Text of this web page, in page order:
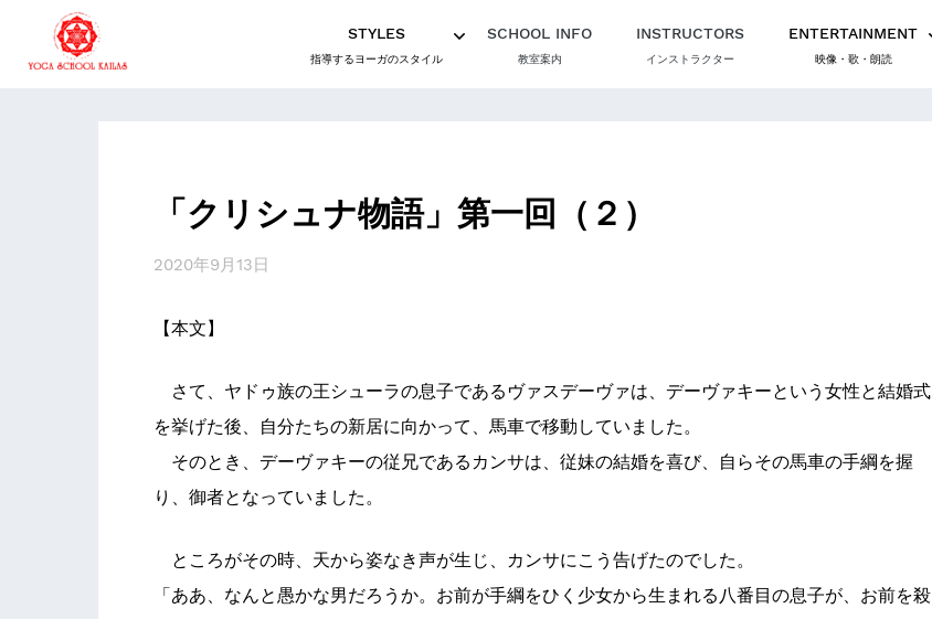
STYLES
指導するヨーガのスタイル
SCHOOL INFO
教室案内
INSTRUCTORS
インストラクター
ENTERTAINMENT
映像・歌・朗読
「クリシュナ物語」第一回（２）
2020年9月13日
【本文】
さて、ヤドゥ族の王シューラの息子であるヴァスデーヴァは、デーヴァキーという女性と結婚式
を挙げた後、自分たちの新居に向かって、馬車で移動していました。
そのとき、デーヴァキーの従兄であるカンサは、従妹の結婚を喜び、自らその馬車の手綱を握
り、御者となっていました。
ところがその時、天から姿なき声が生じ、カンサにこう告げたのでした。
「ああ、なんと愚かな男だろうか。お前が手綱をひく少女から生まれる八番目の息子が、お前を殺